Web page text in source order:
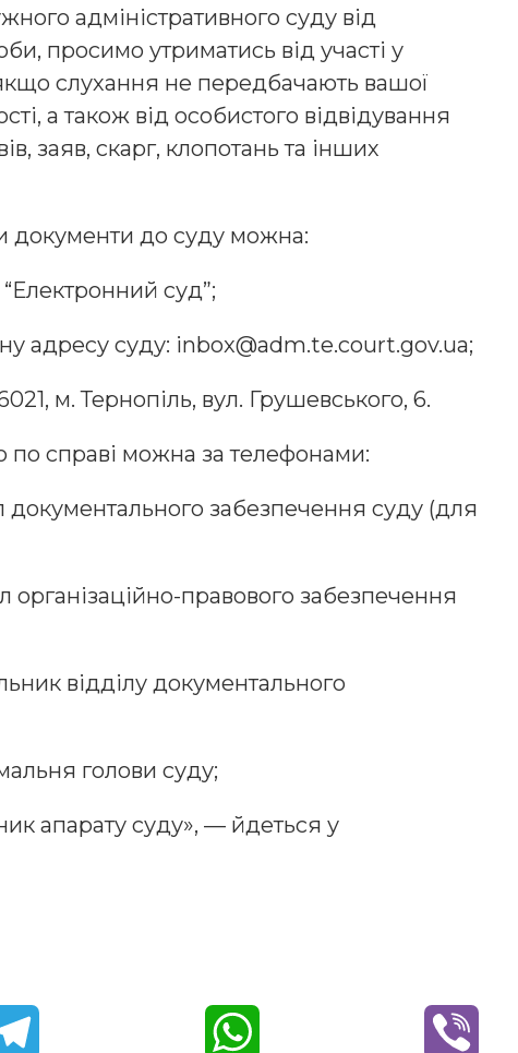
адміністративного суду від
просимо утриматись від участі у
слухання не передбачають вашої
а також від особистого відвідування
заяв, скарг, клопотань та інших
документи до суду можна:
суд”;
адресу суду: inbox@adm.te.court.gov.ua;
м. Тернопіль, вул. Грушевського, 6.
справі можна за телефонами:
документального забезпечення суду (для
організаційно-правового забезпечення
відділу документального
голови суду;
апарату суду», — йдеться у